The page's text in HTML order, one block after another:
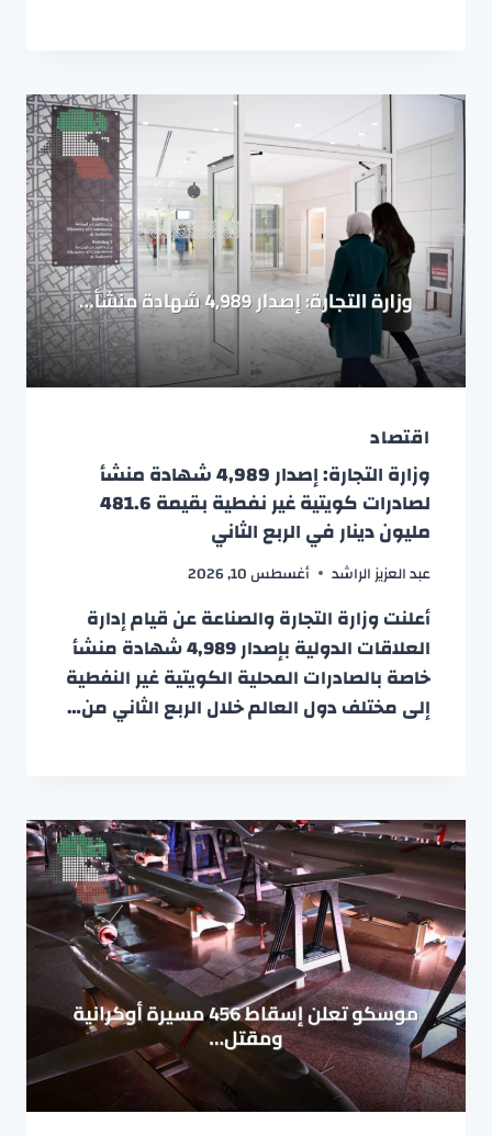
اقتصاد
وزارة التجارة: إصدار 4,989 شهادة منشأ
لصادرات كويتية غير نفطية بقيمة 481.6
مليون دينار في الربع الثاني
عبد العزيز الراشد أغسطس 10, 2026
أعلنت وزارة التجارة والصناعة عن قيام إدارة
العلاقات الدولية بإصدار 4,989 شهادة منشأ
خاصة بالصادرات المحلية الكويتية غير النفطية
إلى مختلف دول العالم خلال الربع الثاني من…